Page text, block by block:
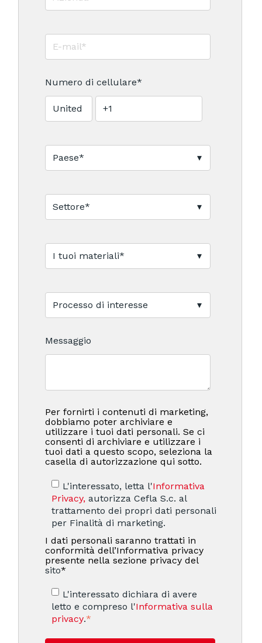
Numero di cellulare*
Messaggio
Per fornirti i contenuti di marketing,
dobbiamo poter archiviare e
utilizzare i tuoi dati personali. Se ci
consenti di archiviare e utilizzare i
tuoi dati a questo scopo, seleziona la
casella di autorizzazione qui sotto.
L'interessato, letta l'Informativa
Privacy, autorizza Cefla S.c. al
trattamento dei propri dati personali
per Finalità di marketing.
I dati personali saranno trattati in
conformità dell’Informativa privacy
presente nella sezione privacy del
sito*
L'interessato dichiara di avere
letto e compreso l'Informativa sulla
privacy.*